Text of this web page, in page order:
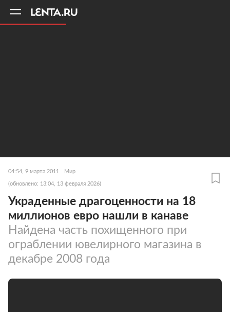
04:54, 9 марта 2011 Мир
(обновлено: 13:04, 13 февраля 2026)
Украденные драгоценности на 18
миллионов евро нашли в канаве
Найдена часть похищенного при
ограблении ювелирного магазина в
декабре 2008 года